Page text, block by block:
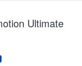
Ultimate